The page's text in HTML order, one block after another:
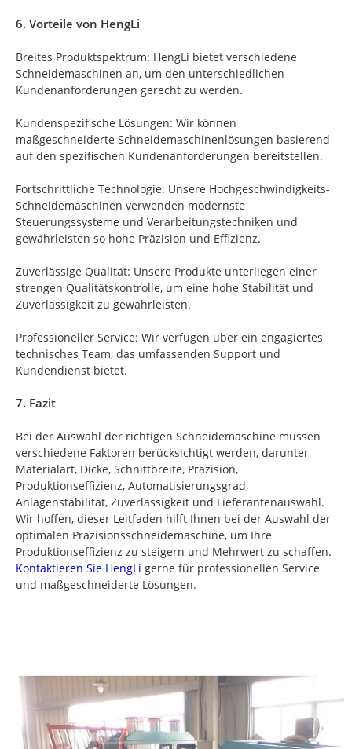
6. Vorteile von HengLi
Breites Produktspektrum: HengLi bietet verschiedene
Schneidemaschinen an, um den unterschiedlichen
Kundenanforderungen gerecht zu werden.
Kundenspezifische Lösungen: Wir können
maßgeschneiderte Schneidemaschinenlösungen basierend
auf den spezifischen Kundenanforderungen bereitstellen.
Fortschrittliche Technologie: Unsere Hochgeschwindigkeits-
Schneidemaschinen verwenden modernste
Steuerungssysteme und Verarbeitungstechniken und
gewährleisten so hohe Präzision und Effizienz.
Zuverlässige Qualität: Unsere Produkte unterliegen einer
strengen Qualitätskontrolle, um eine hohe Stabilität und
Zuverlässigkeit zu gewährleisten.
Professioneller Service: Wir verfügen über ein engagiertes
technisches Team, das umfassenden Support und
Kundendienst bietet.
7. Fazit
Bei der Auswahl der richtigen Schneidemaschine müssen
verschiedene Faktoren berücksichtigt werden, darunter
Materialart, Dicke, Schnittbreite, Präzision,
Produktionseffizienz, Automatisierungsgrad,
Anlagenstabilität, Zuverlässigkeit und Lieferantenauswahl.
Wir hoffen, dieser Leitfaden hilft Ihnen bei der Auswahl der
optimalen Präzisionsschneidemaschine, um Ihre
Produktionseffizienz zu steigern und Mehrwert zu schaffen.
Kontaktieren Sie HengLi gerne für professionellen Service
und maßgeschneiderte Lösungen.